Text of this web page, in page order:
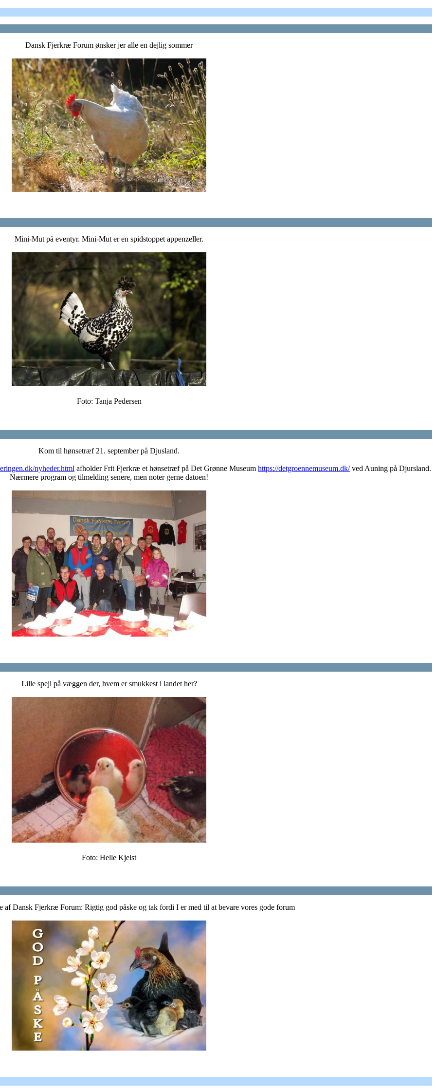
Dansk Fjerkræ Forum ønsker jer alle en dejlig sommer
Mini-Mut på eventyr. Mini-Mut er en spidstoppet appenzeller.
Foto: Tanja Pedersen
Kom til hønsetræf 21. september på Djusland.
nyheder.html afholder Frit Fjerkræ et hønsetræf på Det Grønne Museum https://detgroennemuseum.dk/ved Auning på Djursland.
Nærmere program og tilmelding senere, men noter gerne datoen!
Lille spejl på væggen der, hvem er smukkest i landet her?
Foto: Helle Kjelst
af Dansk Fjerkræ Forum: Rigtig god påske og tak fordi I er med til at bevare vores gode forum